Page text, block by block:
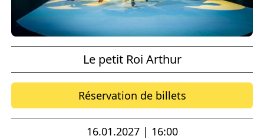
Le petit Roi Arthur
Réservation de billets
16.01.2027 | 16:00